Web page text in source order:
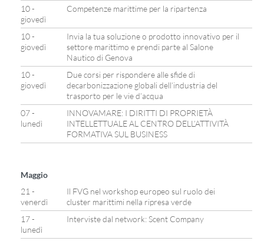
10 -
giovedì
Competenze marittime per la ripartenza
10 -
giovedì
Invia la tua soluzione o prodotto innovativo per il
settore marittimo e prendi parte al Salone
Nautico di Genova
10 -
giovedì
Due corsi per rispondere alle sfide di
decarbonizzazione globali dell’industria del
trasporto per le vie d’acqua
07 -
lunedì
INNOVAMARE: I DIRITTI DI PROPRIETÀ
INTELLETTUALE AL CENTRO DELL’ATTIVITÀ
FORMATIVA SUL BUSINESS
Maggio
21 -
venerdì
Il FVG nel workshop europeo sul ruolo dei
cluster marittimi nella ripresa verde
17 -
lunedì
Interviste dal network: Scent Company